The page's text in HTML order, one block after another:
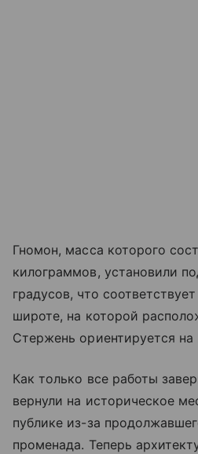
Гномон, масса которого
килограммов, установили
градусов, что
широте, на которой
Стержень ориентируется
Как только все работы
вернули на историческое
публике из-за
променада. Теперь